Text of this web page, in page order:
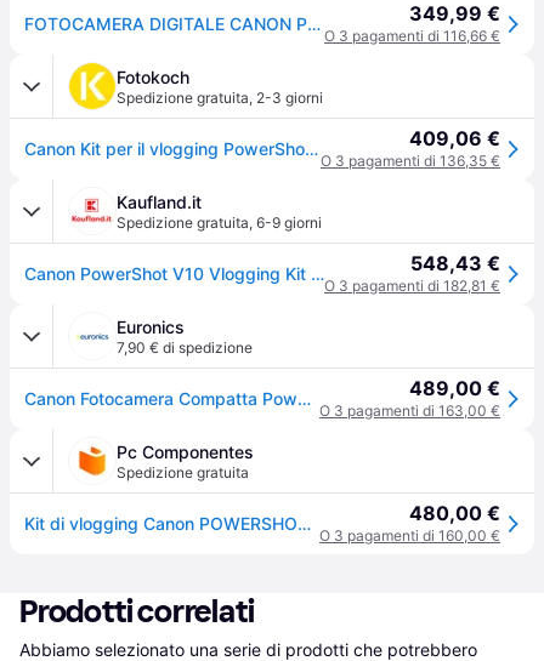
FOTOCAMERA DIGITALE CANON Powershot V10 bk, 15,2 megapixel, BLACK 349,99 €
O 3 pagamenti di 116,66 €
Fotokoch
Spedizione gratuita, 2-3 giorni
Canon Kit per il vlogging PowerShot V10 nero Standard 409,06 €
O 3 pagamenti di 136,35 €
Kaufland.it
Spedizione gratuita, 6-9 giorni
Canon PowerShot V10 Vlogging Kit Fotocamera compatta da 1" 20 MP CMOS 5472 x 3648 pixel Nero 548,43 €
O 3 pagamenti di 182,81 €
Euronics
7,90 € di spedizione
Canon Fotocamera Compatta Powershot V10 Vlogging Kit-black 489,00 €
O 3 pagamenti di 163,00 €
Pc Componentes
Spedizione gratuita
Kit di vlogging Canon POWERSHOT V10 da 20 MP WiFi Nero 480,00 €
O 3 pagamenti di 160,00 €
Prodotti correlati
Abbiamo selezionato una serie di prodotti che potrebbero